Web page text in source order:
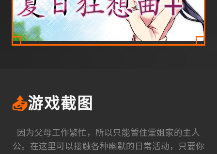
📤游戏截图
因为父母工作繁忙，所以只能暂住堂姐家的主人
公。在这里可以接触各种幽默的日常活动，只要你